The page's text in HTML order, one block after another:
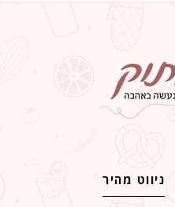
ניווט מהיר